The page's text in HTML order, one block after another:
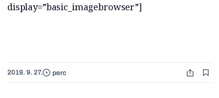
display=”basic_imagebrowser”]
2019. 9. 27. perc